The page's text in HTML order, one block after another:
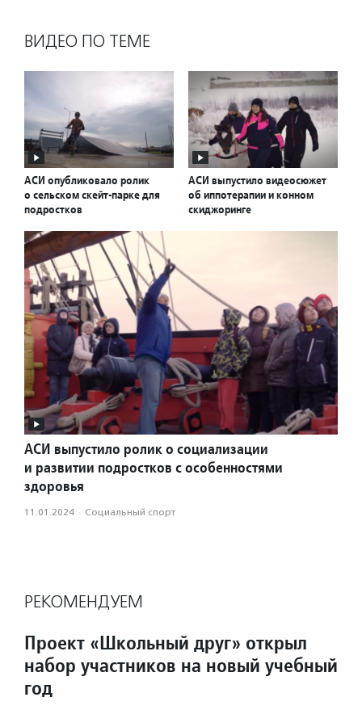
ВИДЕО ПО ТЕМЕ
АСИ опубликовало ролик
о сельском скейт-парке для
подростков
АСИ выпустило видеосюжет
об иппотерапии и конном
скиджоринге
АСИ выпустило ролик о социализации
и развитии подростков с особенностями
здоровья
11.01.2024 · Социальный спорт
РЕКОМЕНДУЕМ
Проект «Школьный друг» открыл
набор участников на новый учебный
год